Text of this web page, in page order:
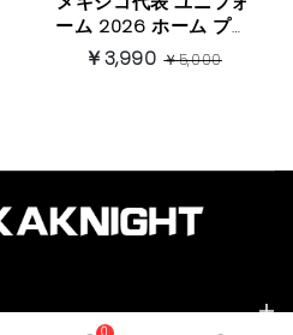
ーム 2026 ホーム プレ
イヤーバージョン 半袖
￥3,990￥5,000